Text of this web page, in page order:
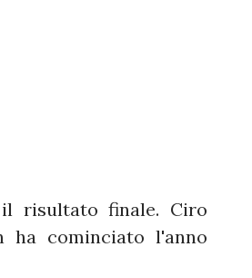
risultato finale. Ciro
ha cominciato l'anno